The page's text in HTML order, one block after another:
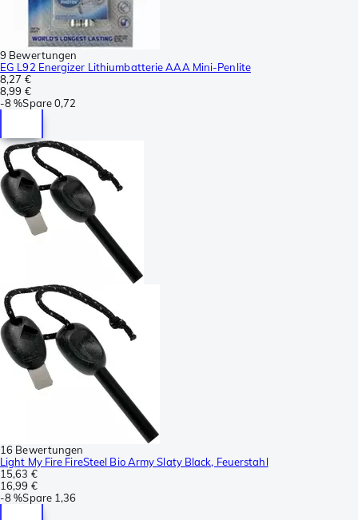
9 Bewertungen
EG L92 Energizer Lithiumbatterie AAA Mini-Penlite
8,27 €
8,99 €
-8 %Spare0,72
16 Bewertungen
Light My Fire FireSteel Bio Army Slaty Black, Feuerstahl
15,63 €
16,99 €
-8 %Spare 1,36